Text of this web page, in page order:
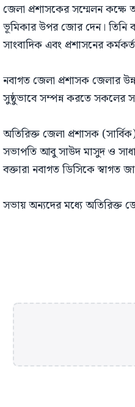
জেলা প্রশাসকের সম্মেলন কক্ষে
ভূমিকার উপর জোর দেন। তিনি
সাংবাদিক এবং প্রশাসনের
নবাগত জেলা প্রশাসক জেলার
সুষ্ঠুভাবে সম্পন্ন করতে সকলের
অতিরিক্ত জেলা প্রশাসক
সভাপতি আবু সাউদ মাসুদ ও
বক্তারা নবাগত ডিসিকে স্বাগত
সভায় অন্যদের মধ্যে অতিরিক্ত